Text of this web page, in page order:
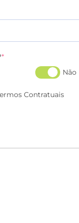
*
Não
Contratuais